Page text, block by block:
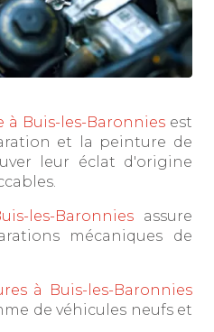
à Buis-les-Baronnies est
et la peinture de
leur éclat d'origine
les-Baronnies assure
mécaniques de
à Buis-les-Baronnies
de véhicules neufs et